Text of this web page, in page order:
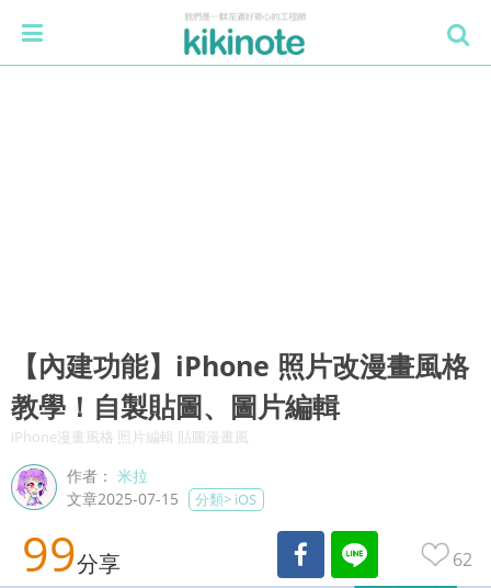
【內建功能】iPhone 照片改漫畫風格
教學！自製貼圖、圖片編輯
iPhone漫畫風格 照片編輯 貼圖漫畫風
作者：米拉
文章2025-07-15
分類> iOS
99分享 62